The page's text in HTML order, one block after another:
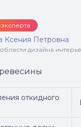
Ксения Петровна
дизайна
откидного